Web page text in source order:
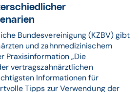
Bundesvereinigung (KZBV) gibt
und zahnmedizinischem
Praxisinformation „Die
vertragszahnärztlichen
Informationen für
Tipps zur Verwendung der